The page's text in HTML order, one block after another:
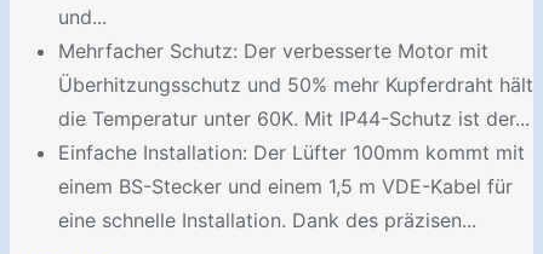
und...
Mehrfacher Schutz: Der verbesserte Motor mit
Überhitzungsschutz und 50% mehr Kupferdraht hält
die Temperatur unter 60K. Mit IP44-Schutz ist der...
Einfache Installation: Der Lüfter 100mm kommt mit
einem BS-Stecker und einem 1,5 m VDE-Kabel für
eine schnelle Installation. Dank des präzisen...